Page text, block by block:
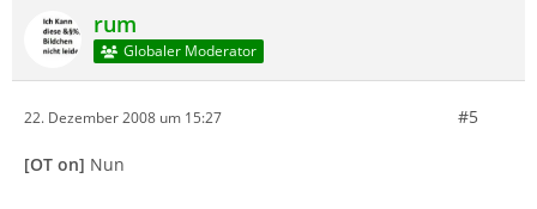
rum
Globaler Moderator
22. Dezember 2008 um 15:27 #5
[OT on] Nun